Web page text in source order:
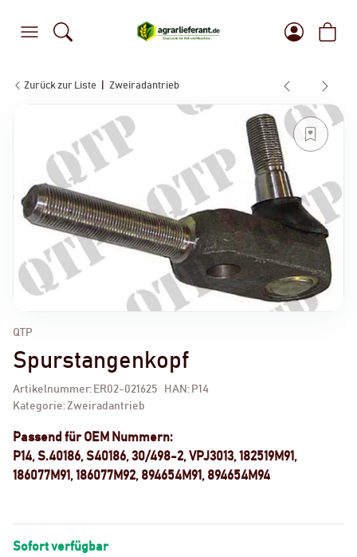
Zurück zur Liste Zweiradantrieb
QTP
Spurstangenkopf
Artikelnummer: ER02-021625 HAN: P14
Kategorie: Zweiradantrieb
Passend für OEM Nummern:
P14, S.40186, S40186, 30/498-2, VPJ3013, 182519M91,
186077M91, 186077M92, 894654M91, 894654M94
Sofort verfügbar